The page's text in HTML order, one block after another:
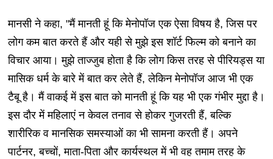
मानसी ने कहा, "मैं मानती हूं कि मेनोपॉज एक ऐसा विषय है, जिस पर
लोग कम बात करते हैं और यही से मुझे इस शॉर्ट फिल्म को बनाने का
विचार आया। मुझे ताज्जुब होता है कि लोग किस तरह से पीरियड्स या
मासिक धर्म के बारे में बात कर लेते हैं, लेकिन मेनोपॉज आज भी एक
टैबू है। मैं वाकई में इस बात को मानती हूं कि यह भी एक गंभीर मुद्दा है।
इस दौर में महिलाएं न केवल तनाव से होकर गुजरती हैं, बल्कि
शारीरिक व मानसिक समस्याओं का भी सामना करती हैं। अपने
पार्टनर, बच्चों, माता-पिता और कार्यस्थल में भी वह तमाम तरह के